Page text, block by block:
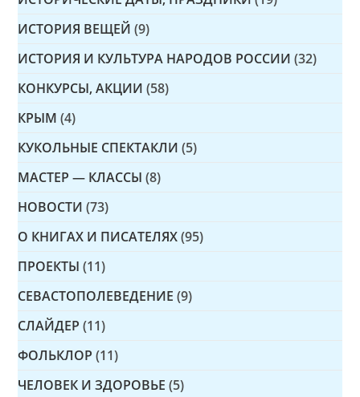
ИСТОРИЯ ВЕЩЕЙ (9)
ИСТОРИЯ И КУЛЬТУРА НАРОДОВ РОССИИ (32)
КОНКУРСЫ, АКЦИИ (58)
КРЫМ (4)
КУКОЛЬНЫЕ СПЕКТАКЛИ (5)
МАСТЕР — КЛАССЫ (8)
НОВОСТИ (73)
О КНИГАХ И ПИСАТЕЛЯХ (95)
ПРОЕКТЫ (11)
СЕВАСТОПОЛЕВЕДЕНИЕ (9)
СЛАЙДЕР (11)
ФОЛЬКЛОР (11)
ЧЕЛОВЕК И ЗДОРОВЬЕ (5)